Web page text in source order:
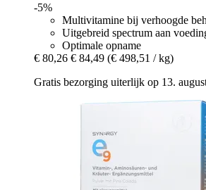
-5%
Multivitamine bij verhoogde
Uitgebreid spectrum aan
Optimale opname
€ 80,26 € 84,49 (€ 498,51 / kg)
Gratis bezorging uiterlijk op 13.